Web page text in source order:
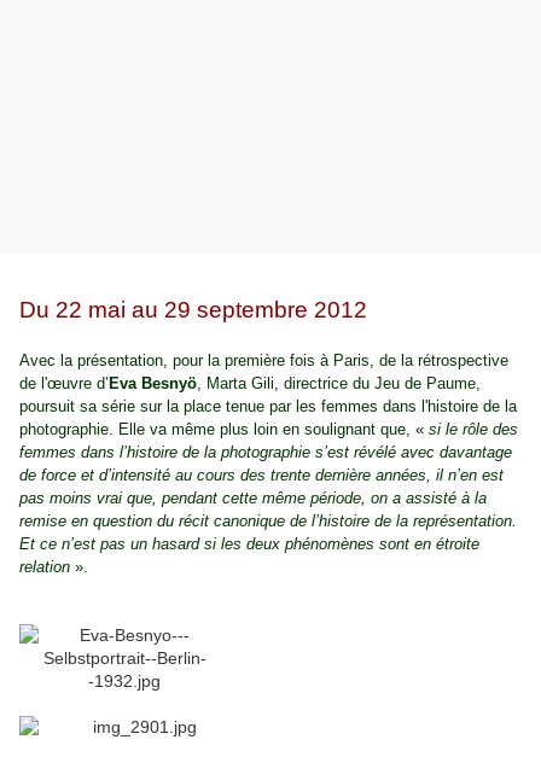
Du 22 mai au 29 septembre 2012
Avec la présentation, pour la première fois à Paris, de la rétrospective
de l'œuvre d’ Eva Besnyö, Marta Gili, directrice du Jeu de Paume,
poursuit sa série sur la place tenue par les femmes dans l'histoire de la
photographie. Elle va même plus loin en soulignant que, « si le rôle des
femmes dans l’histoire de la photographie s’est révélé avec davantage
de force et d’intensité au cours des trente dernière années, il n’en est
pas moins vrai que, pendant cette même période, on a assisté à la
remise en question du récit canonique de l’histoire de la représentation.
Et ce n’est pas un hasard si les deux phénomènes sont en étroite
relation ».